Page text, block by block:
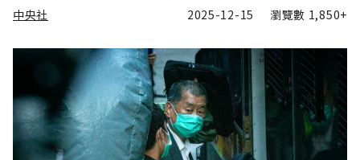
中央社 2025-12-15 瀏覽數 1,850+